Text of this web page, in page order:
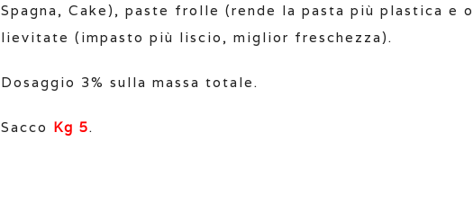
Spagna, Cake), paste frolle (rende la pasta più plastica e
lievitate (impasto più liscio, miglior freschezza).
Dosaggio 3% sulla massa totale.
Sacco Kg 5.